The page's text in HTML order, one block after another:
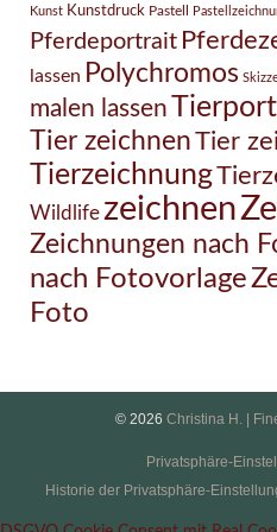
Kunst Kunstdruck Pastell
Pferdeportrait
lassen Polychromos
malen lassen
Tier zeichnenTier
Tierzeichnung
Wildlife zeichnen
Zeichnungen nach
nach Fotovorlage
Foto
© 2026 Christina H. |
Privatsphäre-
Historie der Privatsphäre-